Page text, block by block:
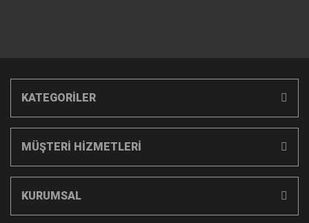
KATEGORİLER
MÜŞTERİ HİZMETLERİ
KURUMSAL